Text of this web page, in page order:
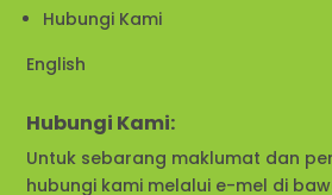
Hubungi Kami
English
Hubungi Kami:
Untuk sebarang maklumat dan
hubungi kami melalui e-mel di